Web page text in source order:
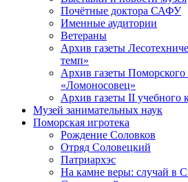
Почётные доктора САФУ
Именные аудитории
Ветераны
Архив газеты
темп»
Архив газеты Поморского
«Ломоносовец»
Архив газеты II учебного
Музей занимательных наук
Поморская игротека
Рождение Соловков
Отряд Соловецкий
Патриархэс
На камне веры: случай в